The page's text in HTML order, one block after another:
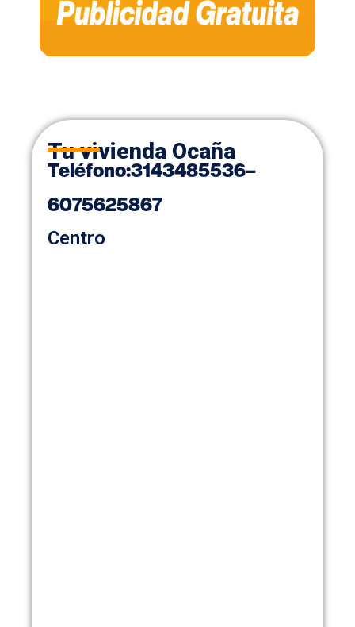
Tu vivienda Ocaña
Teléfono:3143485536–
6075625867
Centro